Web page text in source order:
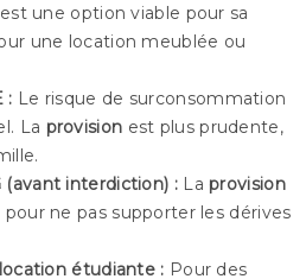
est une option viable pour sa
une location meublée ou
: Le risque de surconsommation
La provision est plus prudente,
(avant interdiction) :Laprovision
ne pas supporter les dérives
étudiante : Pour des